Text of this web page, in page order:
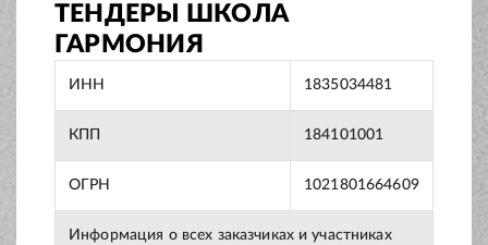
ТЕНДЕРЫ ШКОЛА
ГАРМОНИЯ
ИНН 1835034481
КПП 184101001
ОГРН 1021801664609
Информация о всех заказчиках и участниках